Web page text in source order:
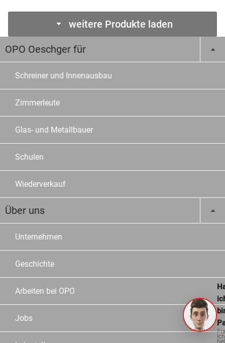
weitere Produkte laden
OPO Oeschger für
Schreiner und Innenausbau
Zimmerleute
Glas- und Metallbauer
Schulen
Wiederverkauf
Über uns
Unternehmen
Geschichte
Arbeiten bei OPO
Jobs
Ich